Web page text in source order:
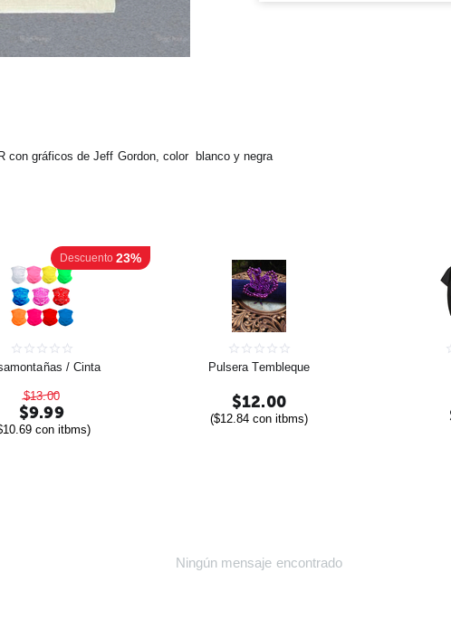
con gráficos de Jeff Gordon, color blanco y negra
Descuento 23%
/ Cinta
$13.00
$9.99
10.69 con itbms)
Pulsera Tembleque
$12.00
($12.84 con itbms)
Ningún mensaje encontrado